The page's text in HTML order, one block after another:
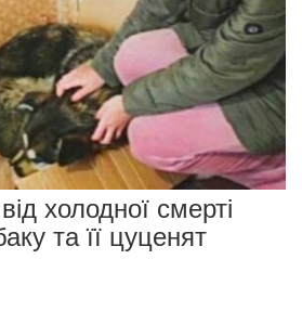
холодної смерті
та її цуценят